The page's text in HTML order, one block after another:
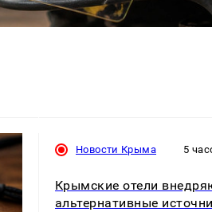
Новости Крыма 5
Крымские отели
альтернативные